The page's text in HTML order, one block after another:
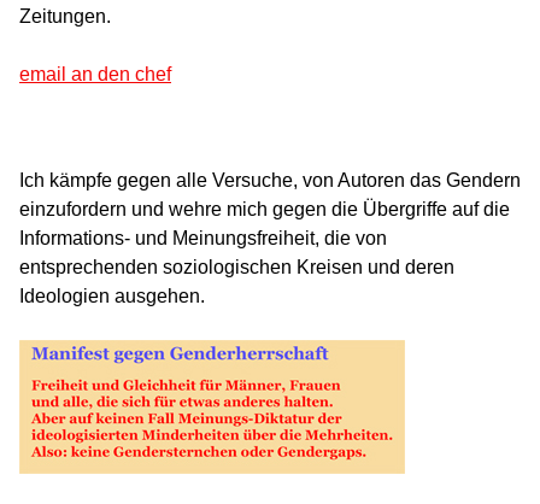
Zeitungen.
email an den chef
Ich kämpfe gegen alle Versuche, von Autoren das Gendern
einzufordern und wehre mich gegen die Übergriffe auf die
Informations- und Meinungsfreiheit, die von
entsprechenden soziologischen Kreisen und deren
Ideologien ausgehen.